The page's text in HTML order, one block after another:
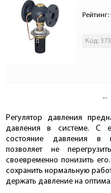
Рейтинг:
Код:
←
Регулятор давления
давления в системе. С
состояние давления в
позволяет не
своевременно понизить
сохранить нормальную
держать давление на